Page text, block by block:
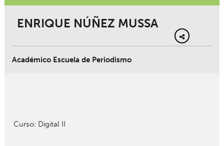
ENRIQUE NÚÑEZ MUSSA
Académico Escuela de Periodismo
Curso: Digital II